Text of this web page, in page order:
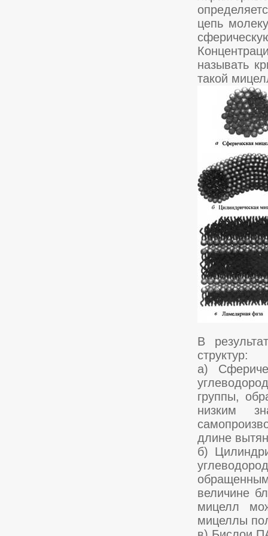
цепь
называть
такой
В
структур:
а)
группы,
низким
длине
б)
величине
мицелл
мицеллы